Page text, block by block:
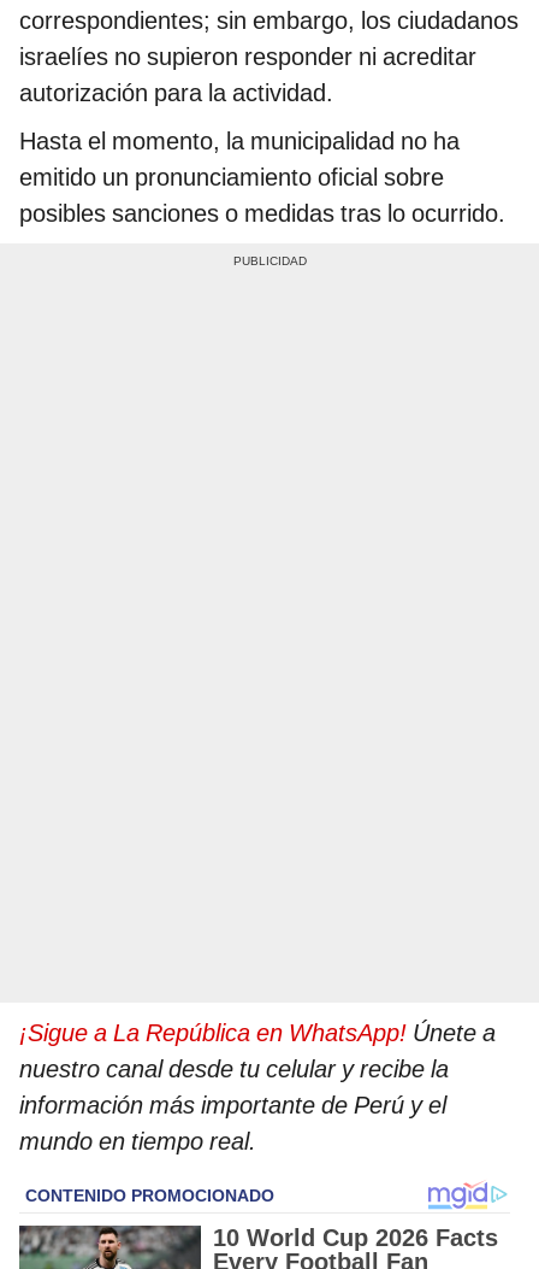
correspondientes; sin embargo, los ciudadanos
israelíes no supieron responder ni acreditar
autorización para la actividad.
Hasta el momento, la municipalidad no ha
emitido un pronunciamiento oficial sobre
posibles sanciones o medidas tras lo ocurrido.
¡Sigue a La República en WhatsApp! Únete a
nuestro canal desde tu celular y recibe la
información más importante de Perú y el
mundo en tiempo real.